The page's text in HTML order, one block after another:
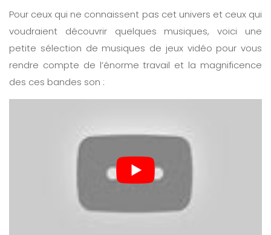
Pour ceux qui ne connaissent pas cet univers et ceux qui
voudraient découvrir quelques musiques, voici une
petite sélection de musiques de jeux vidéo pour vous
rendre compte de l’énorme travail et la magnificence
des ces bandes son :